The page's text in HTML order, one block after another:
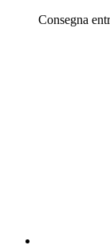
Consegna